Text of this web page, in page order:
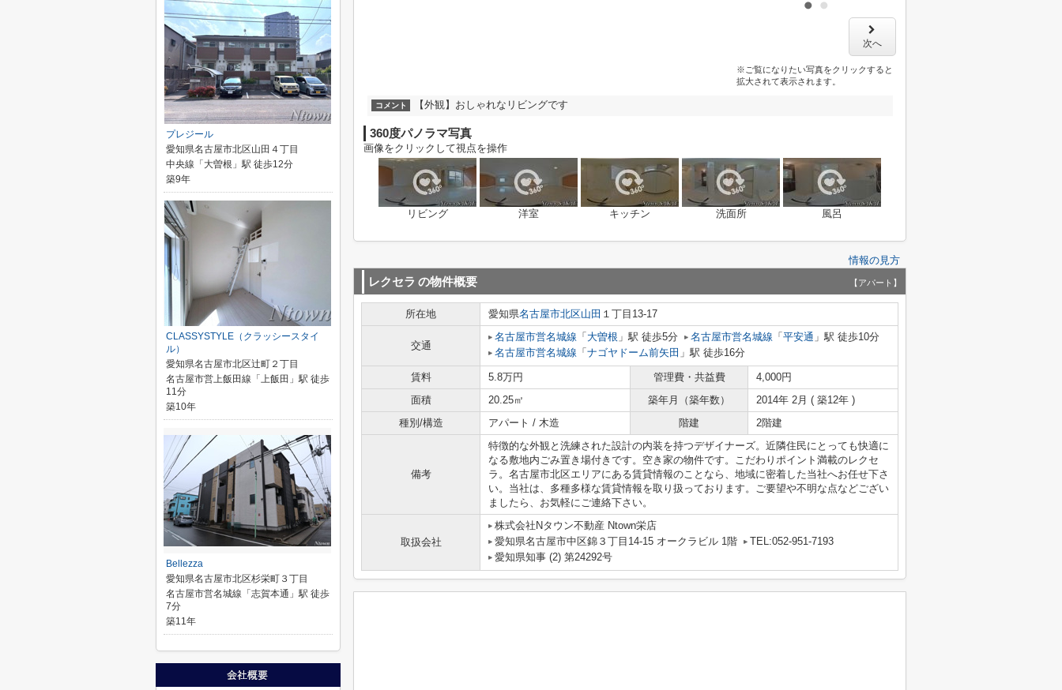
次へ
※ご覧になりたい写真をクリックすると
拡大されて表示されます。
コメント 【外観】おしゃれなリビングです
360度パノラマ写真
画像をクリックして視点を操作
リビング 洋室 キッチン 洗面所 風呂
情報の見方
レクセラ の物件概要 【アパート】
所在地 愛知県名古屋市北区山田 １丁目13-17
交通
名古屋市営名城線 「 大曽根 」駅 徒歩5分 名古屋市営名城線 「 平安通 」駅 徒歩10分
名古屋市営名城線 「 ナゴヤドーム前矢田 」駅 徒歩16分
賃料 5.8万円 管理費・共益費
4,000円
面積
20.25㎡ 築年月（築年数）
2014年 2月 ( 築12年 )
種別/構造
アパート / 木造 階建 2階建
備考
特徴的な外観と洗練された設計の内装を持つデザイナーズ。近隣住民にとっても快適に
なる敷地内ごみ置き場付きです。空き家の物件です。こだわりポイント満載のレクセ
ラ。名古屋市北区エリアにある賃貸情報のことなら、地域に密着した当社へお任せ下さ
い。当社は、多種多様な賃貸情報を取り扱っております。ご要望や不明な点などござい
ましたら、お気軽にご連絡下さい。
取扱会社
株式会社Nタウン不動産 Ntown栄店
愛知県名古屋市中区錦３丁目14-15 オークラビル 1階
TEL:052-951-7193
愛知県知事 (2) 第24292号
プレジール
愛知県名古屋市北区山田４丁目
中央線「大曽根」駅 徒歩12分
築9年
CLASSYSTYLE（クラッシースタイ
ル）
愛知県名古屋市北区辻町２丁目
名古屋市営上飯田線「上飯田」駅 徒歩
11分
築10年
Bellezza
愛知県名古屋市北区杉栄町３丁目
名古屋市営名城線「志賀本通」駅 徒歩
7分
築11年